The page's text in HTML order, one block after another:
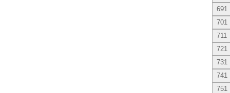
691
701
711
721
731
741
751